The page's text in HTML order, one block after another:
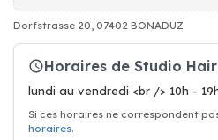
Dorfstrasse 20, 07402 BONADUZ
Horaires de Studio
lundi au vendredi <br /> 10h -
Si ces horaires ne correspondent
horaires.